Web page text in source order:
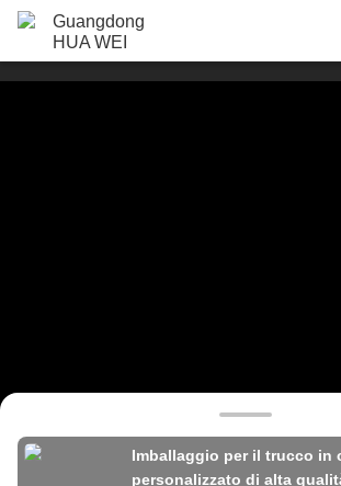
Imballaggio per il trucco in
personalizzato di alta